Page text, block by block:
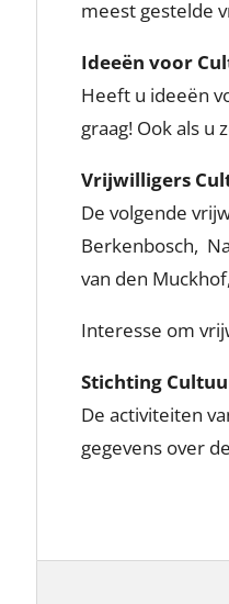
meest gestelde
Ideeën voor
Heeft u ideeën
graag! Ook als u
Vrijwilligers
De volgende
Berkenbosch,
van den
Interesse om
Stichting
De activiteiten
gegevens over